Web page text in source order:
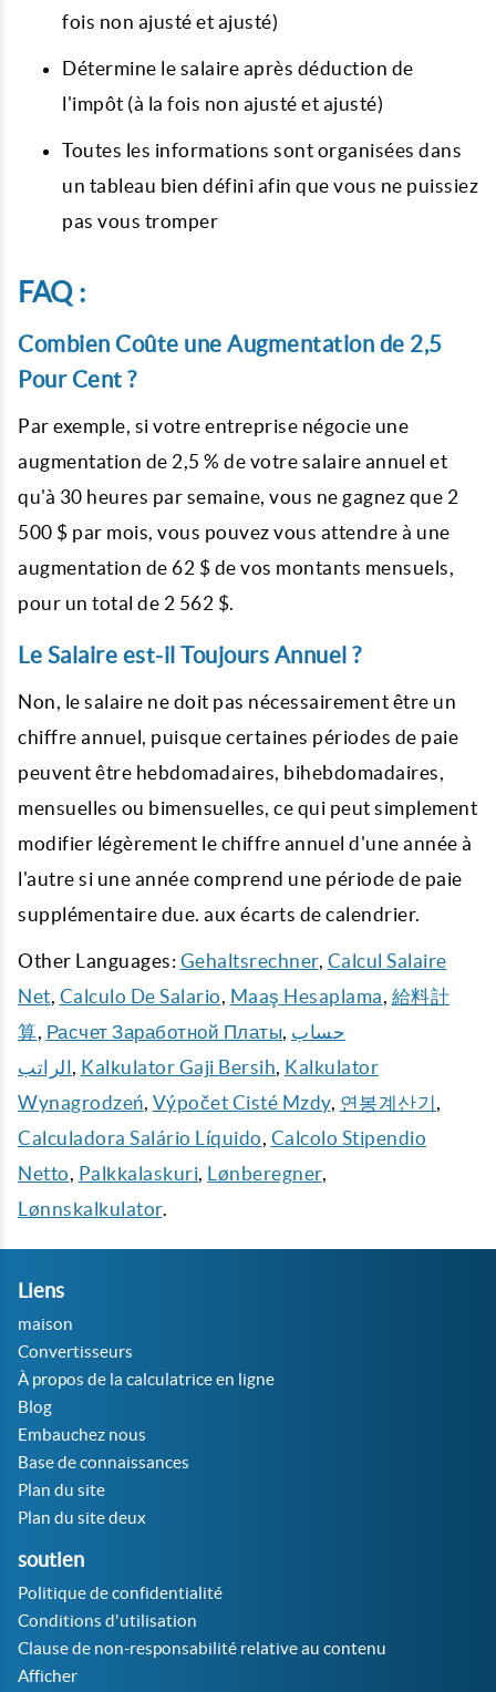
fois non ajusté et ajusté)
Détermine le salaire après déduction de
l'impôt (à la fois non ajusté et ajusté)
Toutes les informations sont organisées dans
un tableau bien défini afin que vous ne puissiez
pas vous tromper
FAQ :
Combien Coûte une Augmentation de 2,5
Pour Cent ?
Par exemple, si votre entreprise négocie une
augmentation de 2,5 % de votre salaire annuel et
qu'à 30 heures par semaine, vous ne gagnez que 2
500 $ par mois, vous pouvez vous attendre à une
augmentation de 62 $ de vos montants mensuels,
pour un total de 2 562 $.
Le Salaire est-il Toujours Annuel ?
Non, le salaire ne doit pas nécessairement être un
chiffre annuel, puisque certaines périodes de paie
peuvent être hebdomadaires, bihebdomadaires,
mensuelles ou bimensuelles, ce qui peut simplement
modifier légèrement le chiffre annuel d'une année à
l'autre si une année comprend une période de paie
supplémentaire due. aux écarts de calendrier.
Other Languages: Gehaltsrechner, Calcul Salaire
Net, Calculo De Salario, Maaş Hesaplama, 給料計
算, Расчет Заработной Платы, حساب
الراتب, Kalkulator Gaji Bersih, Kalkulator
Wynagrodzeń, Výpočet Cisté Mzdy, 연봉계산기,
Calculadora Salário Líquido, Calcolo Stipendio
Netto, Palkkalaskuri, Lønberegner,
Lønnskalkulator.
Liens
maison
Convertisseurs
À propos de la calculatrice en ligne
Blog
Embauchez nous
Base de connaissances
Plan du site
Plan du site deux
soutien
Politique de confidentialité
Conditions d'utilisation
Clause de non-responsabilité relative au contenu
Afficher